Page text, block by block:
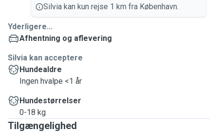
Silvia kan kun rejse 1 km fra København.
Yderligere...
Afhentning og aflevering
Silvia kan acceptere
Hundealdre
Ingen hvalpe <1 år
Hundestørrelser
0-18 kg
Tilgængelighed